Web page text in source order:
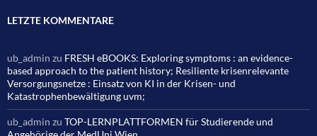
LETZTE KOMMENTARE
ub_admin zu FRESH eBOOKS: Exploring symptoms : an evidence-
based approach to the patient history; Resiliente krisenrelevante
Versorgungsnetze : Einsatz von KI in der Krisen- und
Katastrophenbewältigung uvm;
ub_admin zu TOP-LERNPLATTFORMEN für Studierende und